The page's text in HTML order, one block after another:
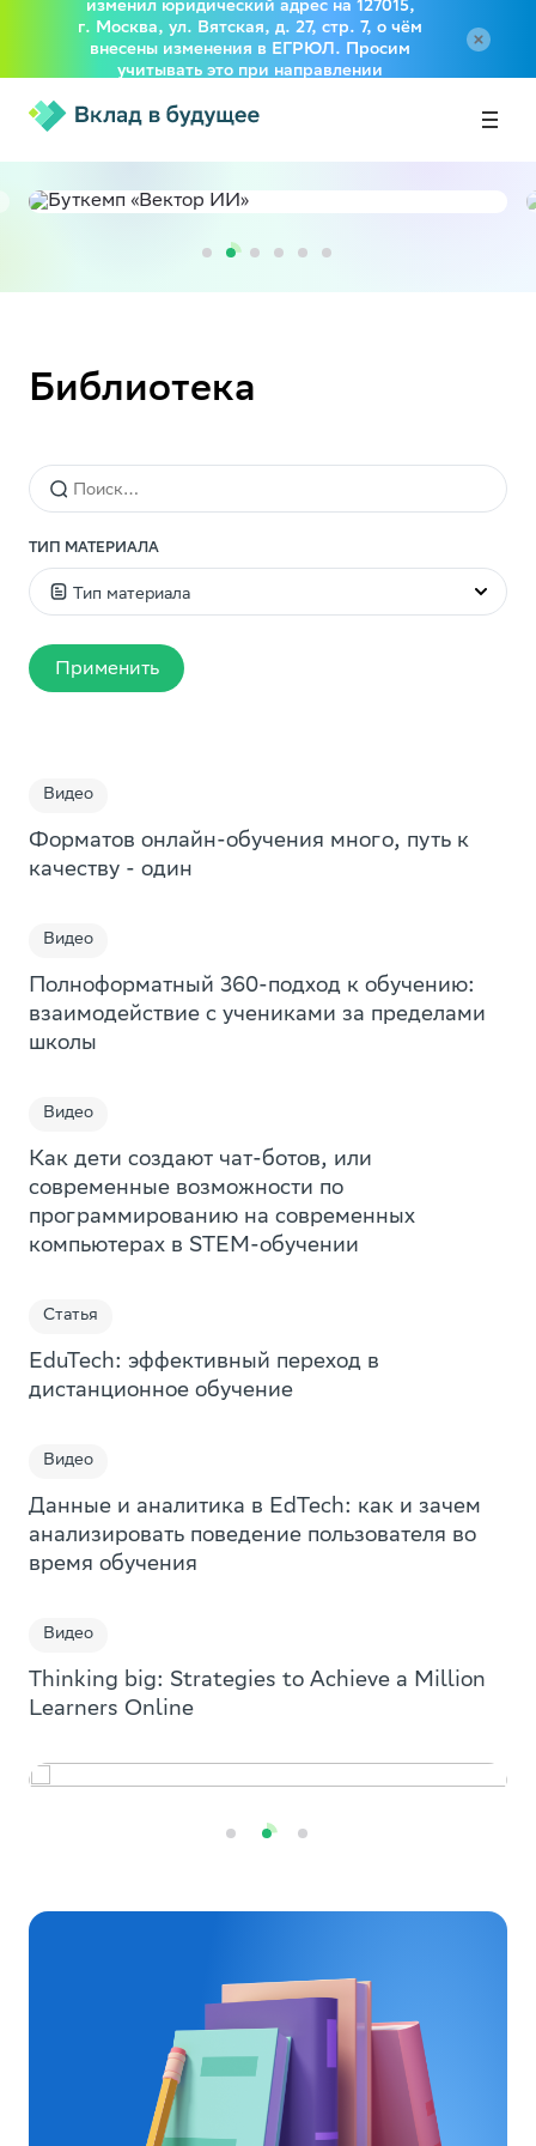
изменил юридический адрес на 127015,
г. Москва, ул. Вятская, д. 27, стр. 7, о чём
внесены изменения в ЕГРЮЛ. Просим
учитывать это при направлении
Библиотека
ТИП МАТЕРИАЛА
Тип материала
Статья
Дайджест
Книга
Подборка
Образовательная игра
Тест
Отчет
Онлайн-курс
Интервью
Подкаст
Приложение
Занятие
Квиз
Применить
Видео
Форматов онлайн-обучения много, путь к
качеству - один
Видео
Полноформатный 360-подход к обучению:
взаимодействие с учениками за пределами
школы
Видео
Как дети создают чат-ботов, или
современные возможности по
программированию на современных
компьютерах в STEM-обучении
Статья
ЕduTech: эффективный переход в
дистанционное обучение
Видео
Данные и аналитика в EdTech: как и зачем
анализировать поведение пользователя во
время обучения
Видео
Thinking big: Strategies to Achieve a Million
Learners Оnline
саморазвитию «Мой Выбор»
Мини-курсы, которые помогут подростку ответить
на важные вопросы. Какую профессию выбрать?
желаниях? Как стать успешным и др.